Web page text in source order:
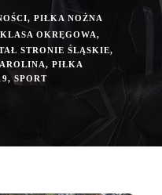
, PIŁKA NOŻNA
KLASA OKRĘGOWA,
STRONIE ŚLĄSKIE,
, PIŁKA
, SPORT